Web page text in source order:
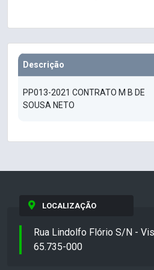
Descrição
PP013-2021 CONTRATO M B DE
SOUSA NETO
LOCALIZAÇÃO
Rua Lindolfo Flório S/N -
65.735-000